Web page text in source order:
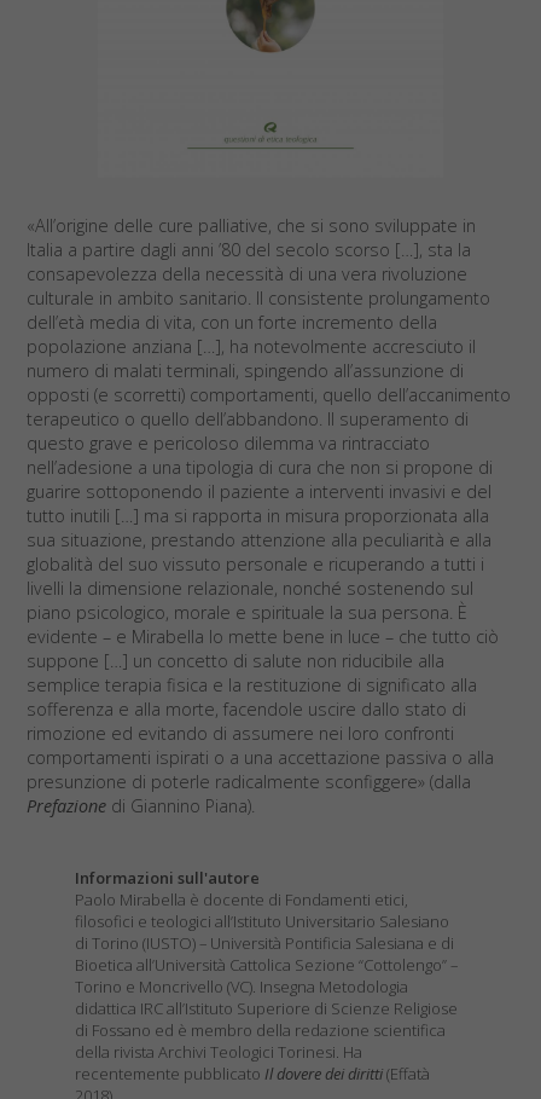
«All’origine delle cure palliative, che si sono sviluppate in
Italia a partire dagli anni ’80 del secolo scorso […], sta la
consapevolezza della necessità di una vera rivoluzione
culturale in ambito sanitario. Il consistente prolungamento
dell’età media di vita, con un forte incremento della
popolazione anziana […], ha notevolmente accresciuto il
numero di malati terminali, spingendo all’assunzione di
opposti (e scorretti) comportamenti, quello dell’accanimento
terapeutico o quello dell’abbandono. Il superamento di
questo grave e pericoloso dilemma va rintracciato
nell’adesione a una tipologia di cura che non si propone di
guarire sottoponendo il paziente a interventi invasivi e del
tutto inutili […] ma si rapporta in misura proporzionata alla
sua situazione, prestando attenzione alla peculiarità e alla
globalità del suo vissuto personale e ricuperando a tutti i
livelli la dimensione relazionale, nonché sostenendo sul
piano psicologico, morale e spirituale la sua persona. È
evidente – e Mirabella lo mette bene in luce – che tutto ciò
suppone […] un concetto di salute non riducibile alla
semplice terapia fisica e la restituzione di significato alla
sofferenza e alla morte, facendole uscire dallo stato di
rimozione ed evitando di assumere nei loro confronti
comportamenti ispirati o a una accettazione passiva o alla
presunzione di poterle radicalmente sconfiggere» (dalla
Prefazione di Giannino Piana).
Informazioni sull'autore
Paolo Mirabella è docente di Fondamenti etici,
filosofici e teologici all’Istituto Universitario Salesiano
di Torino (IUSTO) – Università Pontificia Salesiana e di
Bioetica all’Università Cattolica Sezione “Cottolengo” –
Torino e Moncrivello (VC). Insegna Metodologia
didattica IRC all’Istituto Superiore di Scienze Religiose
di Fossano ed è membro della redazione scientifica
della rivista Archivi Teologici Torinesi. Ha
recentemente pubblicato Il dovere dei diritti(Effatà